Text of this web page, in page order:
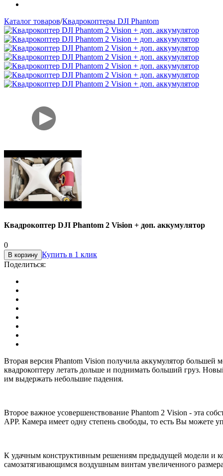
Каталог товаров/Квадрокоптеры DJI Phantom
Квадрокоптер DJI Phantom 2 Vision + доп. аккумулятор
0
В корзину Купить в 1 клик
Поделиться:
Вторая версия Phantom Vision получила аккумулятор
квадрокоптеру летать дольше и поднимать больший груз.
им выдержать небольшие падения.
Второе важное усовершенствование Phantom 2 Vision - эта
APP. Камера имеет одну степень свободы, то есть Вы можете
К удачным конструктивным решениям предыдущей модели и
самозатягивающимся воздушным винтам увеличенного